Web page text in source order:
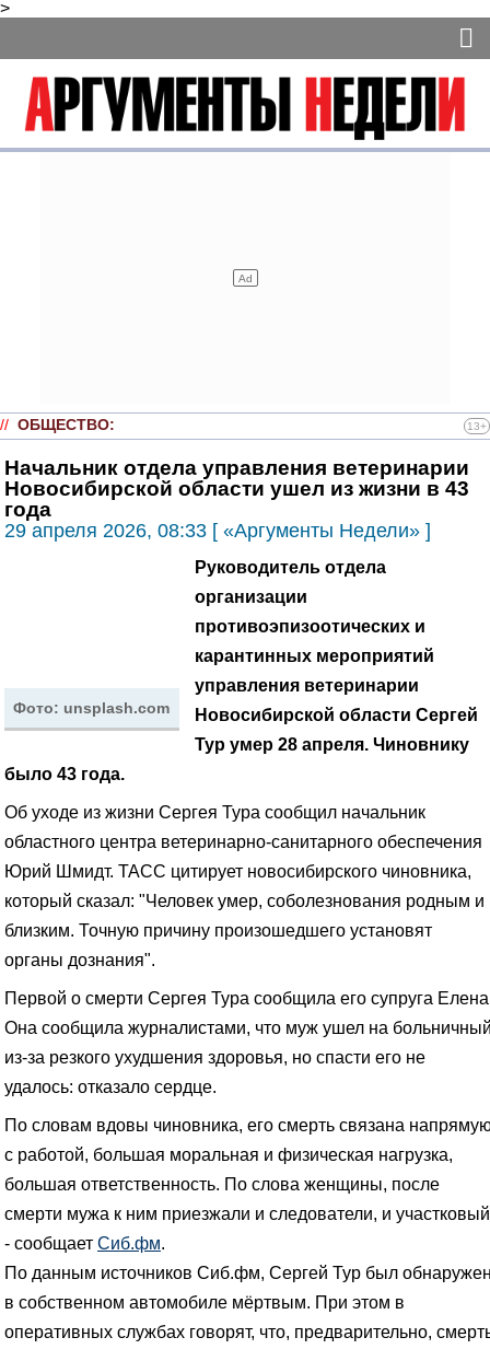
>
// ОБЩЕСТВО: 13+
Начальник отдела управления ветеринарии
Новосибирской области ушел из жизни в 43
года
29 апреля 2026, 08:33 [ «Аргументы Недели» ]
Фото: unsplash.com
Руководитель отдела
организации
противоэпизоотических и
карантинных мероприятий
управления ветеринарии
Новосибирской области Сергей
Тур умер 28 апреля. Чиновнику
было 43 года.
Об уходе из жизни Сергея Тура сообщил начальник
областного центра ветеринарно-санитарного обеспечения
Юрий Шмидт. ТАСС цитирует новосибирского чиновника,
который сказал: "Человек умер, соболезнования родным и
близким. Точную причину произошедшего установят
органы дознания".
Первой о смерти Сергея Тура сообщила его супруга
Она сообщила журналистами, что муж ушел на
из-за резкого ухудшения здоровья, но спасти его не
удалось: отказало сердце.
По словам вдовы чиновника, его смерть связана
с работой, большая моральная и физическая нагрузка,
большая ответственность. По слова женщины, после
смерти мужа к ним приезжали и следователи, и
- сообщает Сиб.фм.
По данным источников Сиб.фм, Сергей Тур был
в собственном автомобиле мёртвым. При этом в
оперативных службах говорят, что, предварительно,